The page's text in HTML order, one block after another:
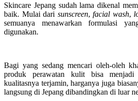
Skincare Jepang sudah lama dikenal
baik. Mulai dari sunscreen,facial wash,
semuanya menawarkan formulasi
digunakan.
Bagi yang sedang mencari oleh-oleh
produk perawatan kulit bisa
kualitasnya terjamin, harganya juga
langsung di Jepang dibandingkan di luar